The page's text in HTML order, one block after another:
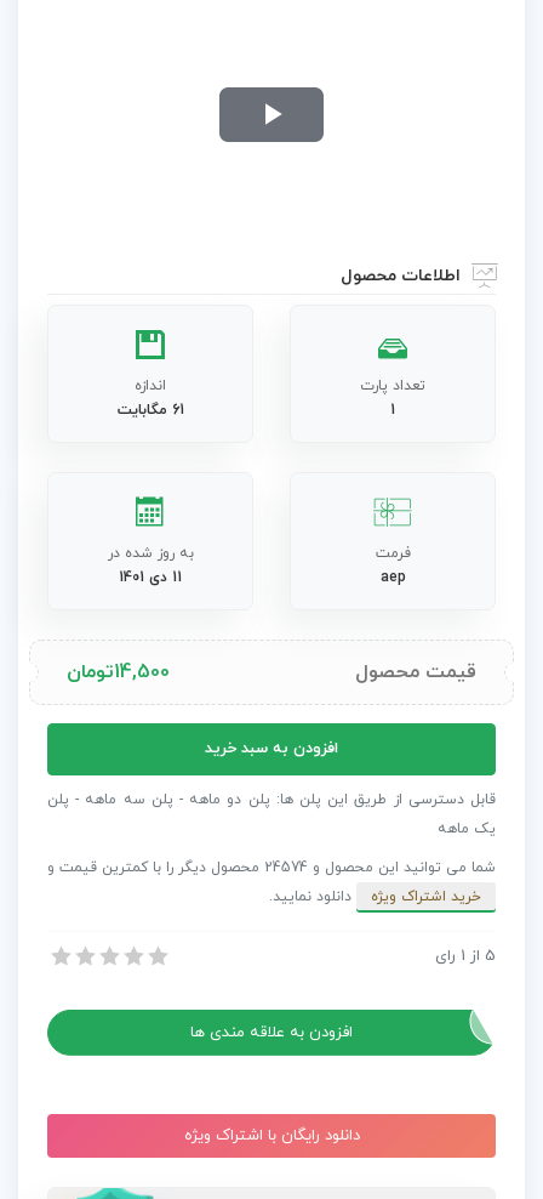
Play
اطلاعات محصول
تعداد پارت
1
اندازه
61 مگابایت
فرمت
aep
به روز شده در
11 دی 1401
قیمت محصول 14,500تومان
بسته
نمایش
مسطح
و
عدد
افزودن به سبد خرید
قابل دسترسی از طریق این پلن ها: پلن دو ماهه - پلن سه ماهه - پلن
یک ماهه
شما می توانید این محصول و 24574 محصول دیگر را با کمترین قیمت و
خرید اشتراک ویژه
دانلود نمایید.
پروژه افترافکت بسته نمایش لوگوی مسطح و ساده
5 از 1 رای
افزودن به علاقه مندی ها
دانلود رایگان با اشتراک ویژه